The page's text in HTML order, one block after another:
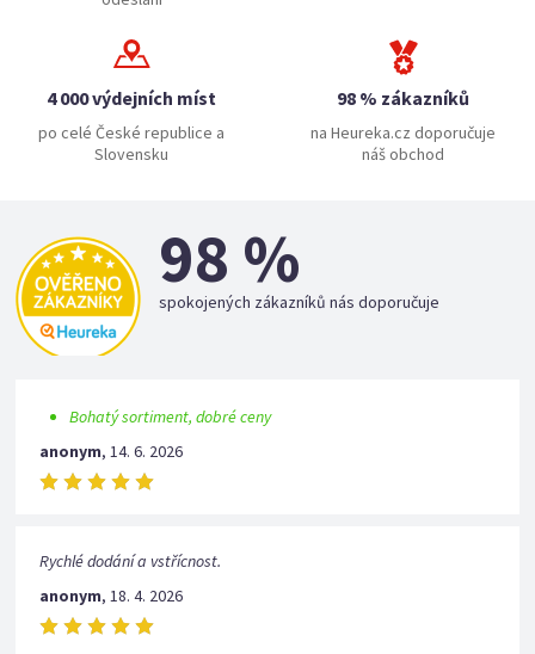
4 000 výdejních míst
po celé České republice a
Slovensku
98 % zákazníků
na Heureka.cz doporučuje
náš obchod
98 %
spokojených zákazníků nás doporučuje
Bohatý sortiment, dobré ceny
anonym,14. 6. 2026
Rychlé dodání a vstřícnost.
anonym,18. 4. 2026